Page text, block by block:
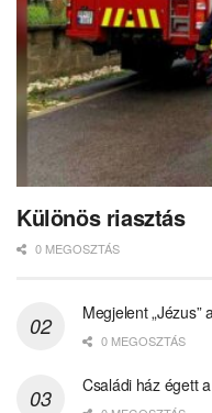
Különös riasztás
0 MEGOSZTÁS
Megjelent „Jézus”
0 MEGOSZTÁS
Családi ház égett